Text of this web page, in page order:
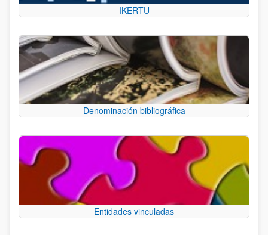
IKERTU
Denominación bibliográfica
Entidades vinculadas